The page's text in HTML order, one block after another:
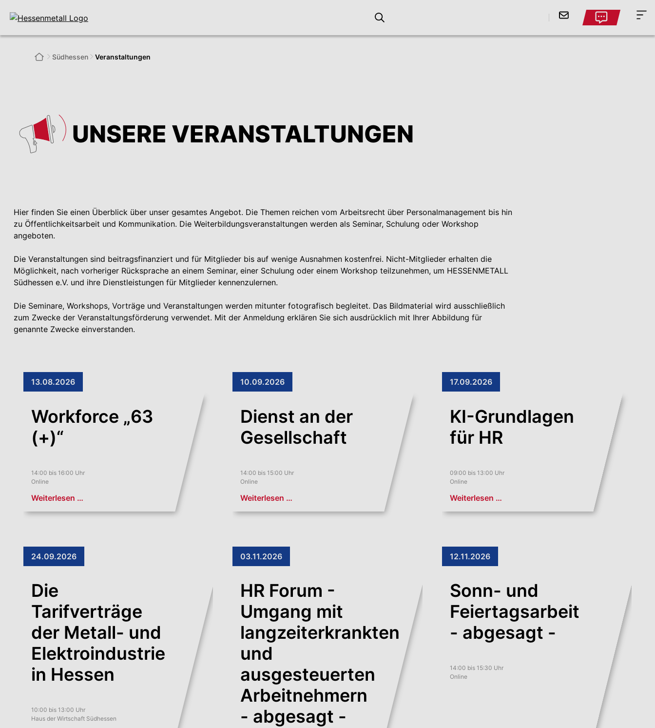
UNSERE VERANSTALTUNGEN
Hier finden Sie einen Überblick über unser gesamtes Angebot. Die Themen reichen vom Arbeitsrecht über Personalmanagement bis hin
zu Öffentlichkeitsarbeit und Kommunikation. Die Weiterbildungsveranstaltungen werden als Seminar, Schulung oder Workshop
angeboten.
Die Veranstaltungen sind beitragsfinanziert und für Mitglieder bis auf wenige Ausnahmen kostenfrei. Nicht-Mitglieder erhalten die
Möglichkeit, nach vorheriger Rücksprache an einem Seminar, einer Schulung oder einem Workshop teilzunehmen, um HESSENMETALL
Südhessen e.V. und ihre Dienstleistungen für Mitglieder kennenzulernen.
Die Seminare, Workshops, Vorträge und Veranstaltungen werden mitunter fotografisch begleitet. Das Bildmaterial wird ausschließlich
zum Zwecke der Veranstaltungsförderung verwendet. Mit der Anmeldung erklären Sie sich ausdrücklich mit Ihrer Abbildung für
genannte Zwecke einverstanden.
13.08.2026
Workforce „63
(+)“
14:00 bis 16:00 Uhr
Online
Weiterlesen …
10.09.2026
Dienst an der
Gesellschaft
14:00 bis 15:00 Uhr
Online
Weiterlesen …
17.09.2026
KI-Grundlagen
für HR
09:00 bis 13:00 Uhr
Online
Weiterlesen …
24.09.2026
Die
Tarifverträge
der Metall- und
Elektroindustrie
in Hessen
10:00 bis 13:00 Uhr
Haus der Wirtschaft Südhessen
03.11.2026
HR Forum -
Umgang mit
langzeiterkrankten
und
ausgesteuerten
Arbeitnehmern
- abgesagt -
12.11.2026
Sonn- und
Feiertagsarbeit
- abgesagt -
14:00 bis 15:30 Uhr
Online
Südhessen Veranstaltungen